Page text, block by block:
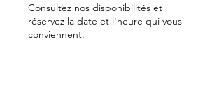
Consultez nos disponibilités et
réservez la date et l'heure qui vous
conviennent.